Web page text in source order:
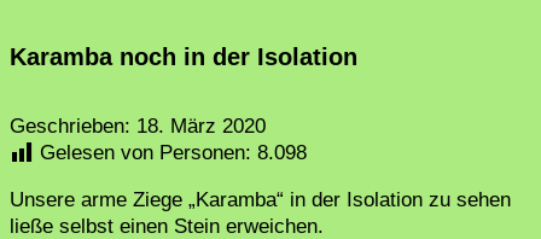
Karamba noch in der Isolation
Geschrieben: 18. März 2020
Gelesen von Personen: 8.098
Unsere arme Ziege „Karamba“ in der Isolation zu sehen
ließe selbst einen Stein erweichen.